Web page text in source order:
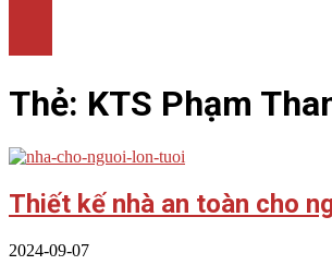
Thẻ: KTS Phạm
Thiết kế nhà an toàn cho
2024-09-07